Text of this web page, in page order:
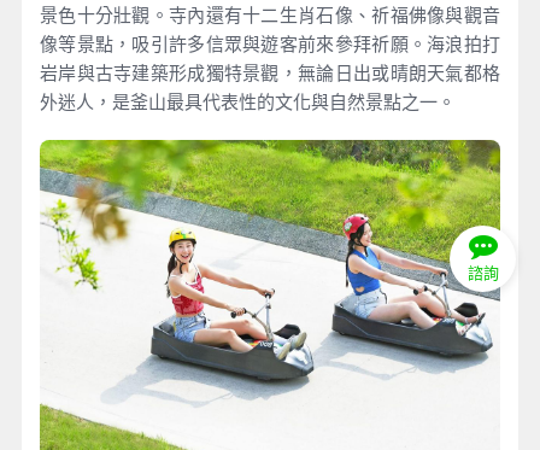
景色十分壯觀。寺內還有十二生肖石像、祈福佛像與觀音
像等景點，吸引許多信眾與遊客前來參拜祈願。海浪拍打
岩岸與古寺建築形成獨特景觀，無論日出或晴朗天氣都格
外迷人，是釜山最具代表性的文化與自然景點之一。
諮詢